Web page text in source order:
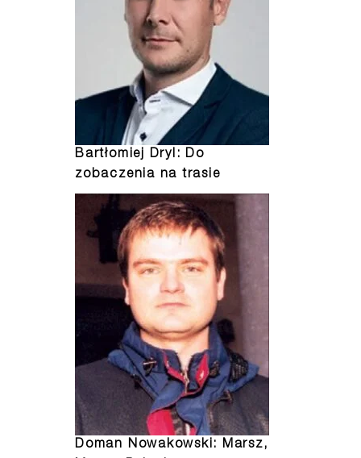
Bartłomiej Dryl: Do
zobaczenia na trasie
Doman Nowakowski: Marsz,